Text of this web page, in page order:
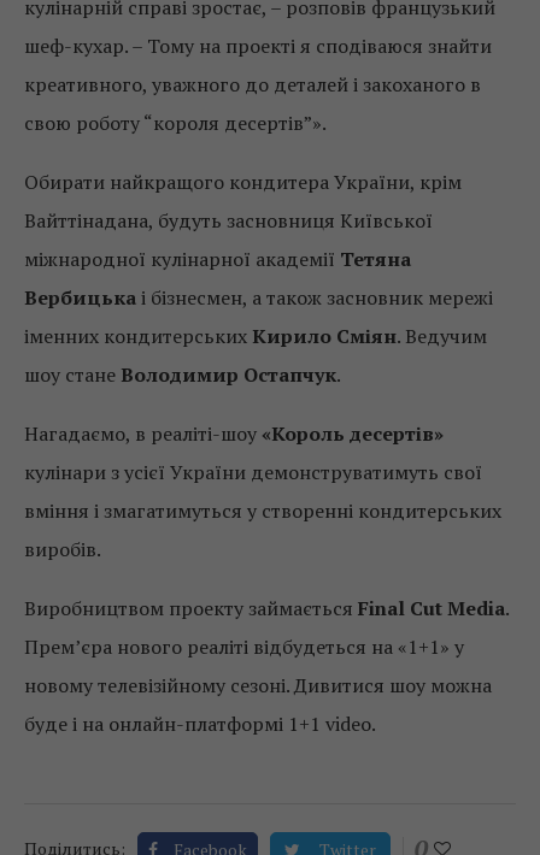
кулінарній справі зростає, – розповів французький
шеф-кухар. – Тому на проекті я сподіваюся знайти
креативного, уважного до деталей і закоханого в
свою роботу “короля десертів”».
Обирати найкращого кондитера України, крім
Вайттінадана, будуть засновниця Київської
міжнародної кулінарної академії Тетяна
Вербицькаі бізнесмен, а також засновник мережі
іменних кондитерських Кирило Сміян. Ведучим
шоу стане Володимир Остапчук.
Нагадаємо, в реаліті-шоу «Король десертів»
кулінари з усієї України демонструватимуть свої
вміння і змагатимуться у створенні кондитерських
виробів.
Виробництвом проекту займається Final Cut Media.
Прем’єра нового реаліті відбудеться на «1+1» у
новому телевізійному сезоні. Дивитися шоу можна
буде і на онлайн-платформі 1+1 video.
Поділитись: Facebook Twitter